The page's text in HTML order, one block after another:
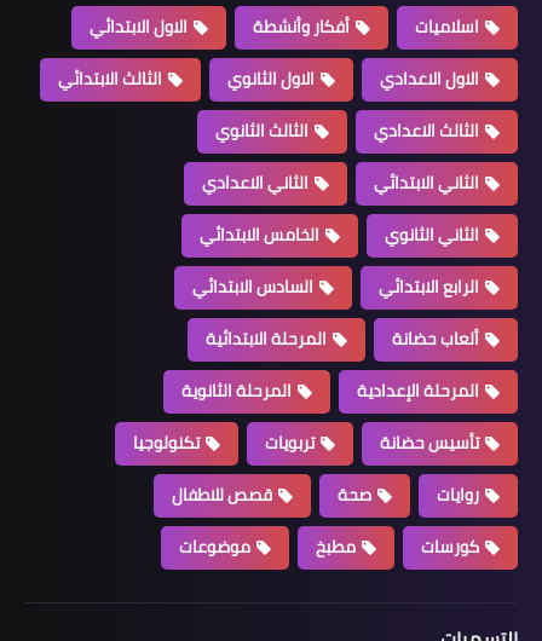
اسلاميات أفكار وأنشطة
الاول الابتدائي
الاول الاعدادي
الاول الثانوي
الثالث الابتدائي
الثالث الاعدادي
الثالث الثانوي
الثاني الابتدائي
الثاني الاعدادي
الثاني الثانوي
الخامس الابتدائي
الرابع الابتدائي
السادس الابتدائي
ألعاب حضانة
المرحلة الابتدائية
المرحلة الإعدادية
المرحلة الثانوية
تأسيس حضانة
تربويات
تكنولوجيا
روايات
صحة
قصص للاطفال
كورسات
مطبخ موضوعات